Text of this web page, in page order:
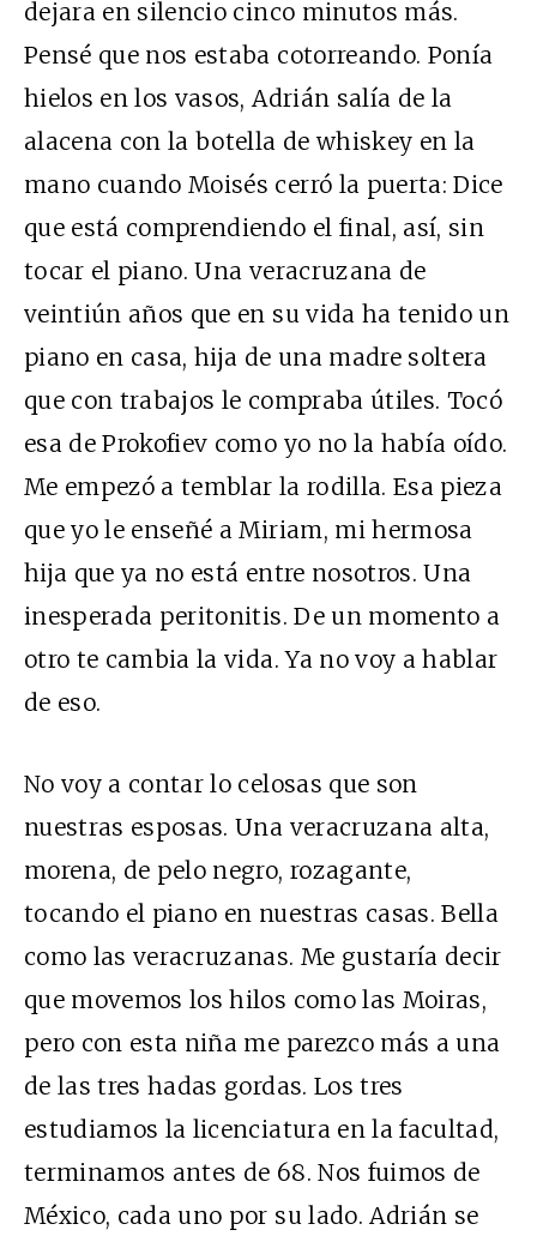
dejara en silencio cinco minutos más.
Pensé que nos estaba cotorreando. Ponía
hielos en los vasos, Adrián salía de la
alacena con la botella de whiskey en la
mano cuando Moisés cerró la puerta: Dice
que está comprendiendo el final, así, sin
tocar el piano. Una veracruzana de
veintiún años que en su vida ha tenido un
piano en casa, hija de una madre soltera
que con trabajos le compraba útiles. Tocó
esa de Prokofiev como yo no la había oído.
Me empezó a temblar la rodilla. Esa pieza
que yo le enseñé a Miriam, mi hermosa
hija que ya no está entre nosotros. Una
inesperada peritonitis. De un momento a
otro te cambia la vida. Ya no voy a hablar
de eso.
No voy a contar lo celosas que son
nuestras esposas. Una veracruzana alta,
morena, de pelo negro, rozagante,
tocando el piano en nuestras casas. Bella
como las veracruzanas. Me gustaría decir
que movemos los hilos como las Moiras,
pero con esta niña me parezco más a una
de las tres hadas gordas. Los tres
estudiamos la licenciatura en la facultad,
terminamos antes de 68. Nos fuimos de
México, cada uno por su lado. Adrián se